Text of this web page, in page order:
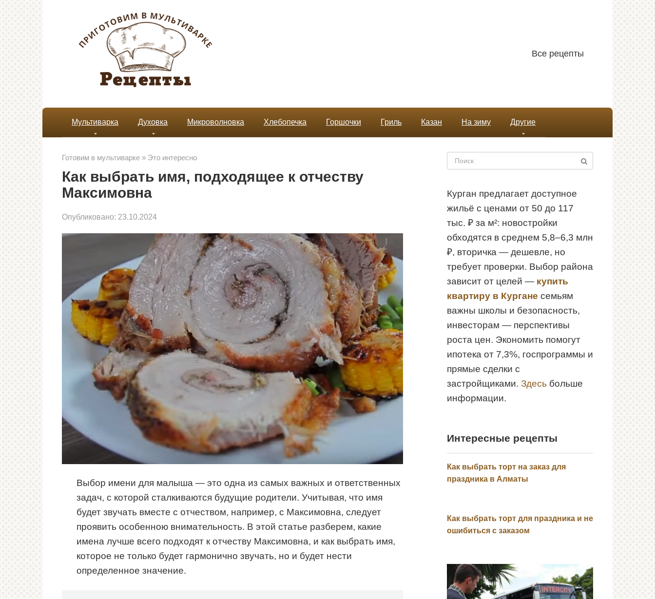
Все рецепты
Мультиварка Духовка Микроволновка Хлебопечка Горшочки Гриль Казан На зиму Другие
Готовим в мультиварке » Это интересно
Как выбрать имя, подходящее к отчеству
Максимовна
Опубликовано: 23.10.2024
Выбор имени для малыша — это одна из самых важных и ответственных
задач, с которой сталкиваются будущие родители. Учитывая, что имя
будет звучать вместе с отчеством, например, с Максимовна, следует
проявить особенною внимательность. В этой статье разберем, какие
имена лучше всего подходят к отчеству Максимовна, и как выбрать имя,
которое не только будет гармонично звучать, но и будет нести
определенное значение.
Поиск:
Курган предлагает доступное
жильё с ценами от 50 до 117
тыс. ₽ за м²: новостройки
обходятся в среднем 5,8–6,3 млн
₽, вторичка — дешевле, но
требует проверки. Выбор района
зависит от целей — купить
квартиру в Кургане семьям
важны школы и безопасность,
инвесторам — перспективы
роста цен. Экономить помогут
ипотека от 7,3%, госпрограммы и
прямые сделки с
застройщиками. Здесь больше
информации.
Интересные рецепты
Как выбрать торт на заказ для
праздника в Алматы
Как выбрать торт для праздника и не
ошибиться с заказом